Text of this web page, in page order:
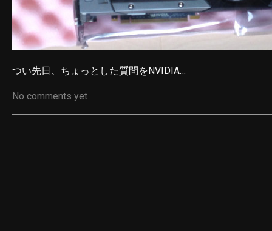
つい先日、ちょっとした質問をNVIDIA…
No comments yet